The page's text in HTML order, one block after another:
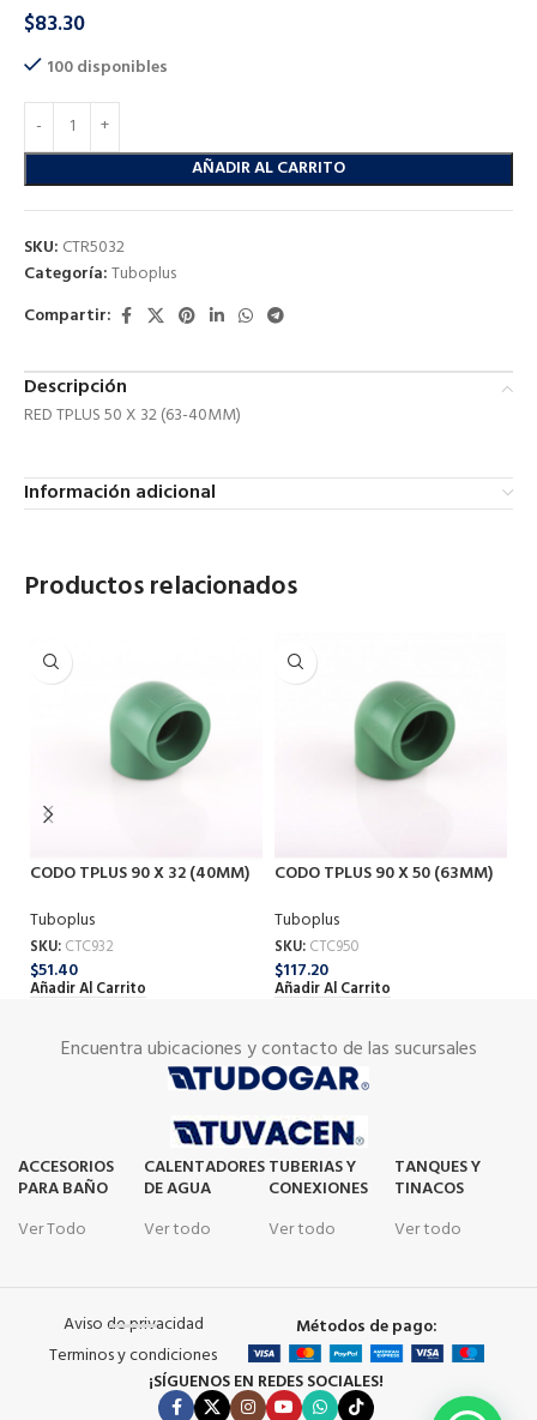
$83.30
100 disponibles
AÑADIR AL CARRITO
SKU: CTR5032
Categoría:Tuboplus
Compartir:
Descripción
RED TPLUS 50 X 32 (63-40MM)
Información adicional
Productos relacionados
CODO TPLUS 90 X 32 (40MM)
Tuboplus
SKU: CTC932
$51.40
Añadir Al Carrito
CODO TPLUS 90 X 50 (63MM)
Tuboplus
SKU: CTC950
$117.20
Añadir Al Carrito
Encuentra ubicaciones y contacto de las sucursales
ACCESORIOS
PARA BAÑO
Ver Todo
CALENTADORES
DE AGUA
Ver todo
TUBERIAS Y
CONEXIONES
Ver todo
TANQUES Y
TINACOS
Ver todo
Aviso de privacidad
Terminos y condiciones
Métodos de pago:
¡SÍGUENOS EN REDES SOCIALES!